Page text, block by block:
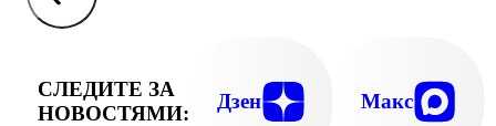
СЛЕДИТЕ ЗА
НОВОСТЯМИ:
Дзен Макс